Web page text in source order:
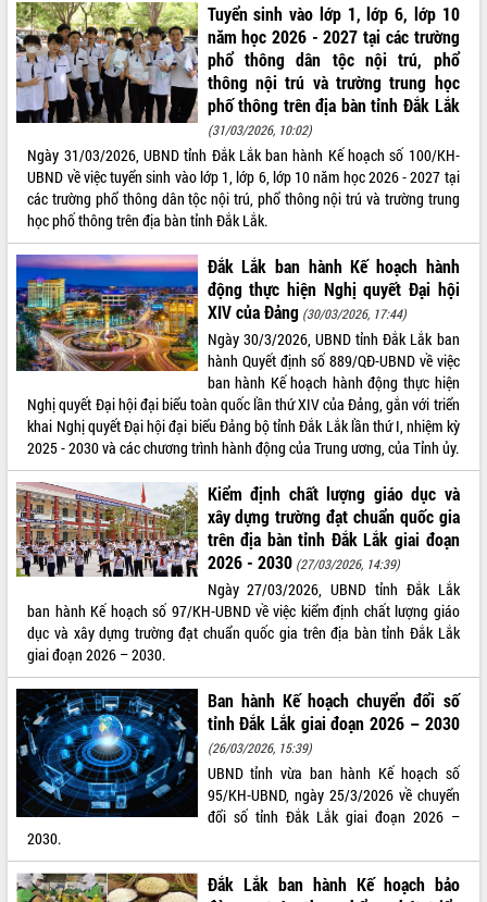
Tuyển sinh vào lớp 1, lớp 6, lớp 10
năm học 2026 - 2027 tại các trường
phổ thông dân tộc nội trú, phổ
thông nội trú và trường trung học
phố thông trên địa bàn tỉnh Đắk Lắk
(31/03/2026, 10:02)
Ngày 31/03/2026, UBND tỉnh Đắk Lắk ban hành Kế hoạch số 100/KH-
UBND về việc tuyển sinh vào lớp 1, lớp 6, lớp 10 năm học 2026 - 2027 tại
các trường phổ thông dân tộc nội trú, phổ thông nội trú và trường trung
học phố thông trên địa bàn tỉnh Đắk Lắk.
Đắk Lắk ban hành Kế hoạch hành
động thực hiện Nghị quyết Đại hội
XIV của Đảng (30/03/2026, 17:44)
Ngày 30/3/2026, UBND tỉnh Đắk Lắk ban
hành Quyết định số 889/QĐ-UBND về việc
ban hành Kế hoạch hành động thực hiện
Nghị quyết Đại hội đại biểu toàn quốc lần thứ XIV của Đảng, gắn với triển
khai Nghị quyết Đại hội đại biểu Đảng bộ tỉnh Đắk Lắk lần thứ I, nhiệm kỳ
2025 - 2030 và các chương trình hành động của Trung ương, của Tỉnh ủy.
Kiểm định chất lượng giáo dục và
xây dựng trường đạt chuẩn quốc gia
trên địa bàn tỉnh Đắk Lắk giai đoạn
2026 - 2030 (27/03/2026, 14:39)
Ngày 27/03/2026, UBND tỉnh Đắk Lắk
ban hành Kế hoạch số 97/KH-UBND về việc kiểm định chất lượng giáo
dục và xây dựng trường đạt chuẩn quốc gia trên địa bàn tỉnh Đắk Lắk
giai đoạn 2026 – 2030.
Ban hành Kế hoạch chuyển đổi số
tỉnh Đắk Lắk giai đoạn 2026 – 2030
(26/03/2026, 15:39)
UBND tỉnh vừa ban hành Kế hoạch số
95/KH-UBND, ngày 25/3/2026 về chuyển
đổi số tỉnh Đắk Lắk giai đoạn 2026 –
2030.
Đắk Lắk ban hành Kế hoạch bảo